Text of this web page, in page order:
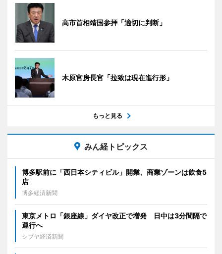
高市首相靖国参拝「適切に判断」
木原官房長官「拉致は現在進行形」
もっと見る
みん経トピックス
博多駅前に「西日本シティビル」開業、商業ゾーンは飲食5
店
博多経済新聞
東京メトロ「銀座線」ダイヤ改正で増発 日中は3分間隔で
運行へ
シブヤ経済新聞